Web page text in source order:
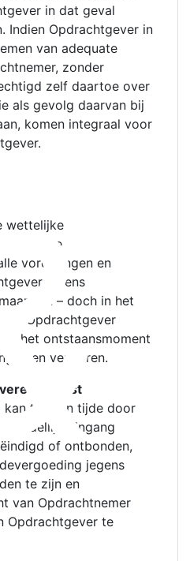
in dat geval
Indien Opdrachtgever in
van adequate
zonder
zelf daartoe over
als gevolg daarvan bij
komen integraal voor
wettelijke
de
vorderingen en
jegens
– doch in het
Opdrachtgever
het ontstaansmoment
en verweren.
kan te allen tijde door
ingang
of ontbonden,
jegens
te zijn en
van Opdrachtnemer
Opdrachtgever te